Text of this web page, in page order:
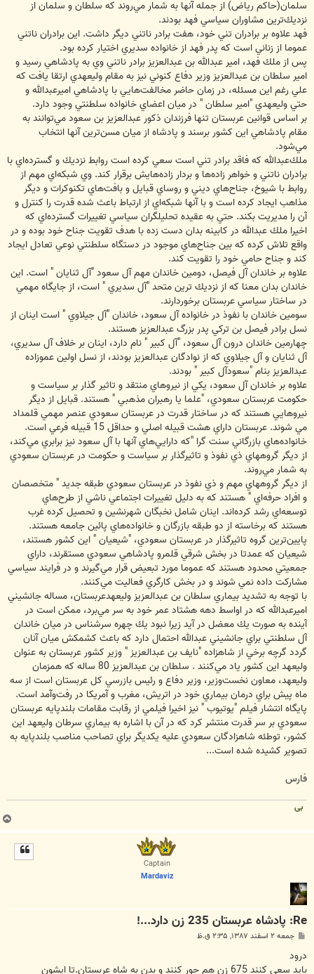
سلمان(حاكم رياض) از جمله آنها به شمار مي‌روند كه سلطان و سلمان از
نزديك‌ترين مشاوران سياسي فهد بودند.
فهد علاوه بر برادران تني خود، هفت برادر ناتني ديگر داشت. اين برادران ناتني
عموما از زناني است كه پدر فهد از خانواده سديري اختيار كرده بود.
پس از ملك فهد، امير عبدالله بن عبدالعزيز برادر ناتني وي به پادشاهي رسيد و
امير سلطان بن عبدالعزيز وزير دفاع كنوني نيز به مقام وليعهدي ارتقا يافت كه
علي رغم اين مسئله، در زمان حاضر مخالفت‌هايي با پادشاهي اميرعبدالله و
حتي وليعهدي "امير سلطان " در ميان اعضاي خانواده سلطنتي وجود دارد.
بر اساس قوانين عربستان تنها فرزندان ذكور عبدالعزيز بن سعود مي‌توانند به
مقام پادشاهي اين كشور برسند و پادشاه از ميان مسن‌ترين آنها انتخاب
مي‌شود.
ملك‌عبدالله كه فاقد برادر تني است سعي كرده است روابط نزديك و گسترده‌اي با
برادران ناتني و خواهر زاده‌ها و بردار زاده‌هايش برقرار كند. وي شبكه‌اي مهم از
روابط با شيوخ، جناح‌هاي ديني و روساي قبايل و بافت‌هاي تكنوكرات و ديگر
مذاهب ايجاد كرده است و با آنها شبكه‌اي از ارتباط باعث شده قدرت را كنترل و
آن را مديريت بكند. حتي به عقيده تحليلگران سياسي تغييرات گسترده‌اي كه
اخيرا ملك عبدالله در كابينه بدان دست زده با هدف تقويت جناح خود بوده و در
واقع تلاش كرده كه بين جناح‌هاي موجود در دستگاه سلطنتي نوعي تعادل ايجاد
كند و جناح حامي خود را تقويت كند.
علاوه بر خاندان ‌آل فيصل، دومين خاندان مهم آل سعود "آل ثنايان " است. اين
خاندان بدان معنا كه از نزديك ترين متحد "آل سديري " است، از جايگاه مهمي
در ساختار سياسي عربستان برخوردارند.
سومين خاندان با نفوذ در خانواده آل سعود، خاندان "آل جيلاوي " است اينان از
نسل برادر فيصل بن تركي پدر بزرگ عبدالعزيز هستند.
چهارمين خاندان درون آل سعود، "آل كبير " نام دارد، اينان بر خلاف آل سديري،
آل ثنايان و آل جيلاوي كه از نوادگان عبدالعزيز بودند، از نسل اولين عموزاده
عبدالعزيز بنام "سعودآل كبير " بودند.
علاوه بر خاندان آل سعود، يكي از نيروهاي منتقد و تاثير گذار بر سياست و
حكومت عربستان سعودي، "علما يا رهبران مذهبي " هستند. قبايل از ديگر
نيروهايي هستند كه در ساختار قدرت در عربستان سعودي عنصر مهمي قلمداد
مي شوند. عربستان داراي هشت قبيله اصلي و حداقل 15 قبيله فرعي است.
خانواده‌هاي بازرگاني سنت گرا "كه دارايي‌هاي آنها با آل سعود نيز برابري مي‌كند،
از ديگر گروههاي ذي نفوذ و تاثيرگذار بر سياست و حكومت در عربستان سعودي
به شمار مي‌روند.
از ديگر گروههاي مهم و ذي نفوذ در عربستان سعودي طبقه جديد " متخصصان
و افراد حرفه‌اي " هستند كه به دليل تغييرات اجتماعي ناشي از طرح‌هاي
توسعه‌اي رشد كرده‌اند. اينان شامل نخبگان شهرنشين و تحصيل كرد‌ه غرب
هستند كه برخاسته از دو طبقه بازرگان و خانواده‌هاي پائين جامعه هستند.
پايين‌ترين گروه تاثيرگذار در عربستان سعودي، "شيعيان " اين كشور هستند،
شيعيان كه عمدتا در بخش شرقي قلمرو پادشاهي سعودي مستقرند، داراي
جمعيتي محدود هستند كه عموما مورد تبعيض قرار مي‌گيرند و در فرايند سياسي
مشاركت داده نمي شوند و در بخش كارگري فعاليت مي‌كنند.
با توجه به تشديد بيماري سلطان بن عبدالعزيز وليعهدعربستان، مساله جانشيني
اميرعبدالله كه در اواسط دهه هشتاد عمر خود به سر مي‌برد، ممكن است در
آينده‌ به صورت يك معضل در آيد زيرا نبود يك چهره سرشناس در ميان خاندان
آل سلطنتي براي جانشيني عبدالله احتمال دارد كه باعث كشمكش ميان آنان
گردد گرچه برخي از شاهزاده "نايف بن عبدالعزيز " وزير كشور عربستان به عنوان
وليعهد اين كشور ياد مي‌كنند . سلطان بن عبدالعزيز 80 ساله كه همزمان
وليعهد، معاون نخست‌وزير، وزير دفاع و رئيس بازرسي كل عربستان است از سه
ماه پيش براي درمان بيماري خود در اتريش، مغرب و آمريكا در رفت‌وآمد است.
پايگاه انتشار فيلم "يوتيوب " نيز اخيرا فيلمي از رقابت مقامات بلندپايه عربستان
سعودي بر سر قدرت منتشر كرد كه در آن با اشاره به بيماري سرطان وليعهد اين
كشور، توطئه شاهزادگان سعودي عليه يكديگر براي تصاحب مناصب بلندپايه به
تصوير كشيده شده است...
فارس
بی
Captain
Mardaviz
Re: پادشاه عربستان 235 زن دارد...!
ت
جمعه ۲ اسفند ۱۳۸۷, ۲:۳۵ ق.ظ
درود
باید سعی کنند 675 زن هم جور کنند و بدن به شاه عربستان.تا ایشون